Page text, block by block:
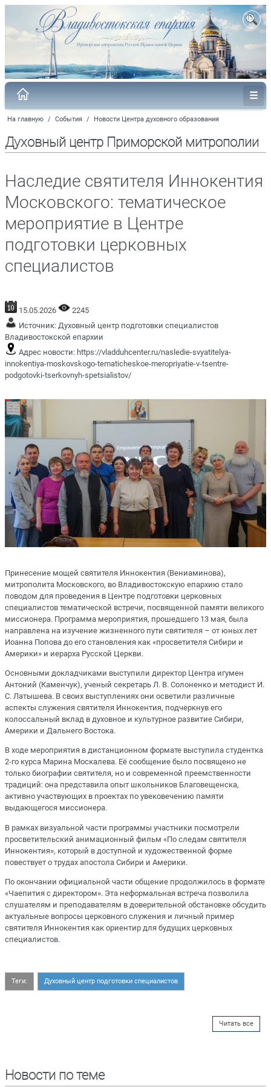
На главную / События / Новости Центра духовного образования
Духовный центр Приморской митрополии
Наследие святителя Иннокентия
Московского: тематическое
мероприятие в Центре
подготовки церковных
специалистов
15.05.2026
2245
Источник: Духовный центр подготовки специалистов
Владивостокской епархии
Адрес новости: https://vladduhcenter.ru/nasledie-svyatitelya-
innokentiya-moskovskogo-tematicheskoe-meropriyatie-v-tsentre-
podgotovki-tserkovnyh-spetsialistov/
Принесение мощей святителя Иннокентия (Вениаминова),
митрополита Московского, во Владивостокскую епархию стало
поводом для проведения в Центре подготовки церковных
специалистов тематической встречи, посвященной памяти великого
миссионера. Программа мероприятия, прошедшего 13 мая, была
направлена на изучение жизненного пути святителя – от юных лет
Иоанна Попова до его становления как «просветителя Сибири и
Америки» и иерарха Русской Церкви.
Основными докладчиками выступили директор Центра игумен
Антоний (Каменчук), ученый секретарь Л. В. Солоненко и методист И.
С. Латышева. В своих выступлениях они осветили различные
аспекты служения святителя Иннокентия, подчеркнув его
колоссальный вклад в духовное и культурное развитие Сибири,
Америки и Дальнего Востока.
В ходе мероприятия в дистанционном формате выступила студентка
2-го курса Марина Москалева. Её сообщение было посвящено не
только биографии святителя, но и современной преемственности
традиций: она представила опыт школьников Благовещенска,
активно участвующих в проектах по увековечению памяти
выдающегося миссионера.
В рамках визуальной части программы участники посмотрели
просветительский анимационный фильм «По следам святителя
Иннокентия», который в доступной и художественной форме
повествует о трудах апостола Сибири и Америки.
По окончании официальной части общение продолжилось в формате
«Чаепития с директором». Эта неформальная встреча позволила
слушателям и преподавателям в доверительной обстановке обсудить
актуальные вопросы церковного служения и личный пример
святителя Иннокентия как ориентир для будущих церковных
специалистов.
Теги: Духовный центр подготовки специалистов
Читать все
Новости по теме